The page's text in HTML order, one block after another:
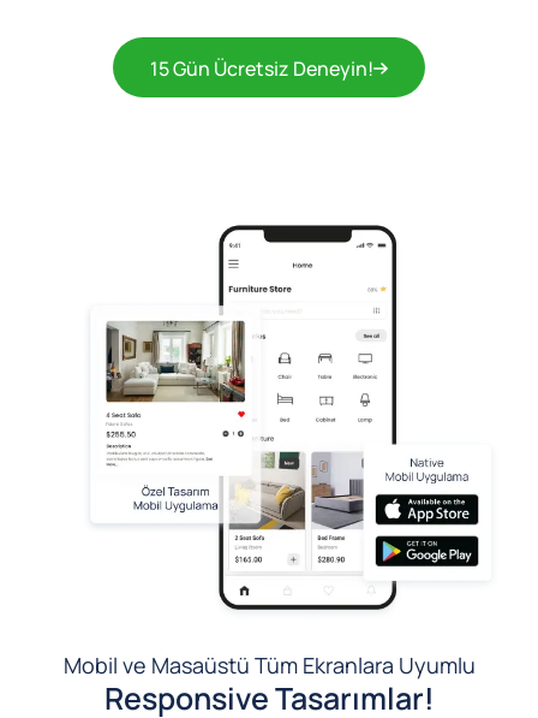
15 Gün Ücretsiz Deneyin!
Mobil ve Masaüstü Tüm Ekranlara Uyumlu
Responsive Tasarımlar!